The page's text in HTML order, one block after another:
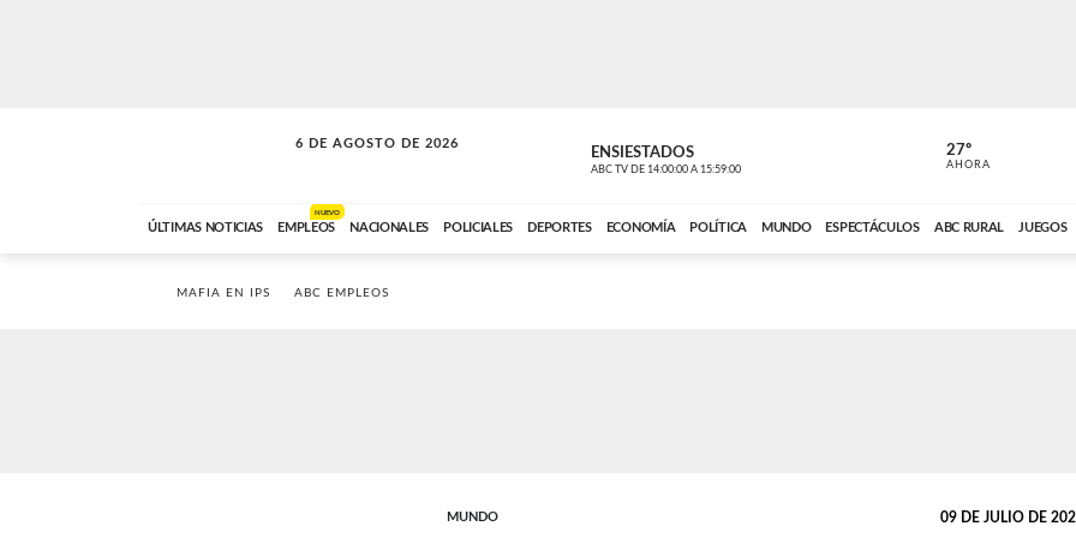
6 DE AGOSTO DE 2026
VITAMINAS ENSIESTADOS
ABC TV DE 14:00:00 A 15:59:00 ABC CARDINAL
27º
AHORA
ÚLTIMAS NOTICIAS EMPLEOS
NUEVO
NACIONALES POLICIALES DEPORTES ECONOMÍA POLÍTICA MUNDO ESPECTÁCULOS ABC RURAL JUEGOS
MAFIA EN IPS ABC EMPLEOS
MUNDO 09 DE JULIO DE